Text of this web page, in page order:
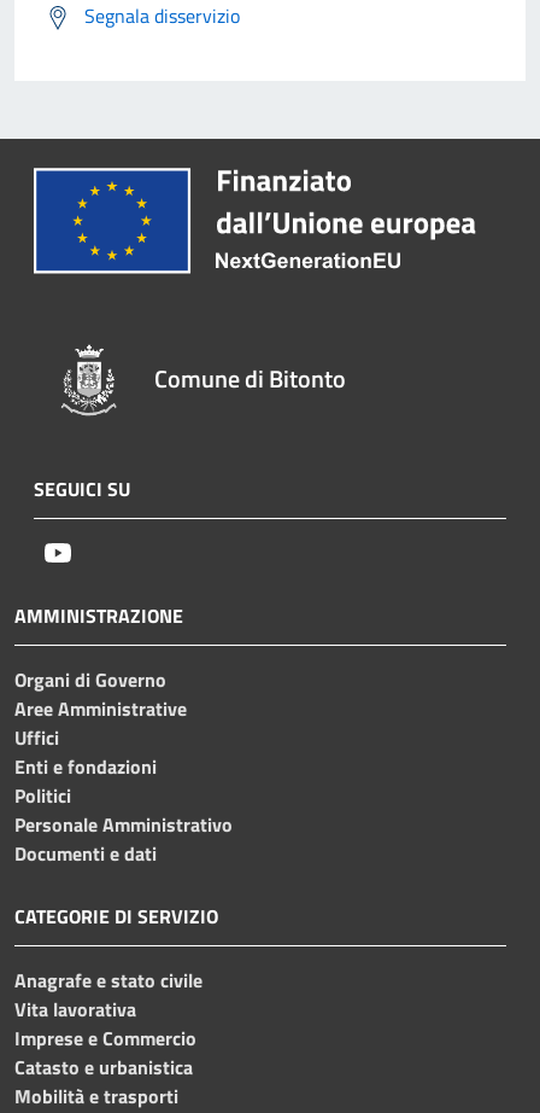
Segnala disservizio
Comune di Bitonto
SEGUICI SU
AMMINISTRAZIONE
Organi di Governo
Aree Amministrative
Uffici
Enti e fondazioni
Politici
Personale Amministrativo
Documenti e dati
CATEGORIE DI SERVIZIO
Anagrafe e stato civile
Vita lavorativa
Imprese e Commercio
Catasto e urbanistica
Mobilità e trasporti